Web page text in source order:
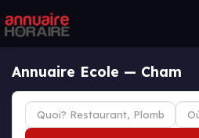
Annuaire Ecole — Cham